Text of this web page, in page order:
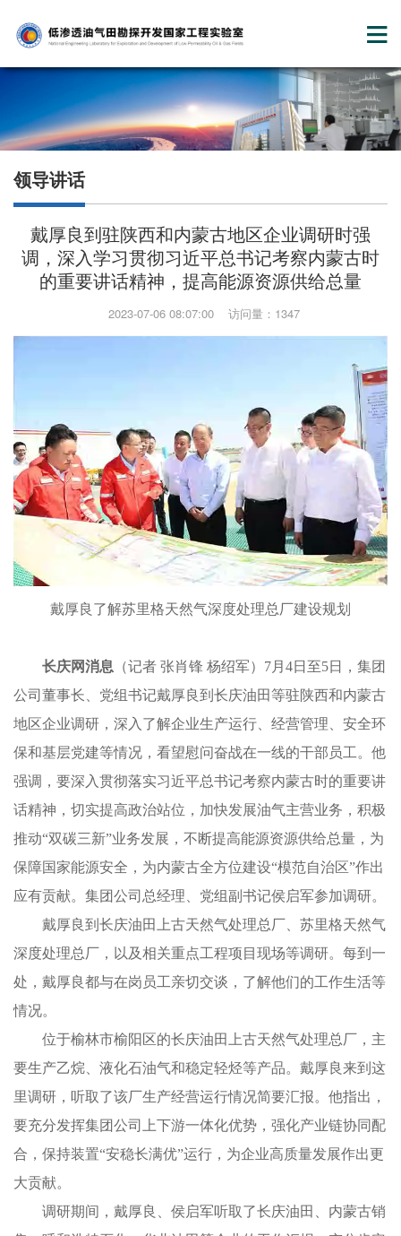
领导讲话
戴厚良到驻陕西和内蒙古地区企业调研时强
调，深入学习贯彻习近平总书记考察内蒙古时
的重要讲话精神，提高能源资源供给总量
2023-07-06 08:07:00 访问量：1347
戴厚良了解苏里格天然气深度处理总厂建设规划
长庆网消息 （记者 张肖锋 杨绍军）7月4日至5日，集团
公司董事长、党组书记戴厚良到长庆油田等驻陕西和内蒙古
地区企业调研，深入了解企业生产运行、经营管理、安全环
保和基层党建等情况，看望慰问奋战在一线的干部员工。他
强调，要深入贯彻落实习近平总书记考察内蒙古时的重要讲
话精神，切实提高政治站位，加快发展油气主营业务，积极
推动“双碳三新”业务发展，不断提高能源资源供给总量，为
保障国家能源安全，为内蒙古全方位建设“模范自治区”作出
应有贡献。集团公司总经理、党组副书记侯启军参加调研。
戴厚良到长庆油田上古天然气处理总厂、苏里格天然气
深度处理总厂，以及相关重点工程项目现场等调研。每到一
处，戴厚良都与在岗员工亲切交谈，了解他们的工作生活等
情况。
位于榆林市榆阳区的长庆油田上古天然气处理总厂，主
要生产乙烷、液化石油气和稳定轻烃等产品。戴厚良来到这
里调研，听取了该厂生产经营运行情况简要汇报。他指出，
要充分发挥集团公司上下游一体化优势，强化产业链协同配
合，保持装置“安稳长满优”运行，为企业高质量发展作出更
大贡献。
调研期间，戴厚良、侯启军听取了长庆油田、内蒙古销